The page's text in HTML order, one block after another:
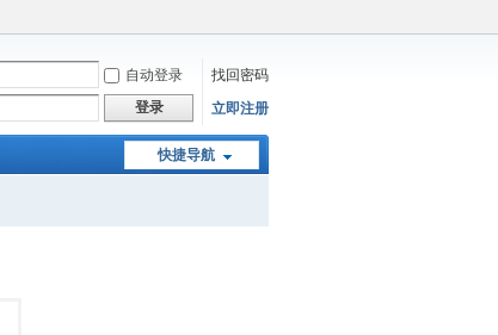
自动登录
找回密码
登录 立即注册
快捷导航